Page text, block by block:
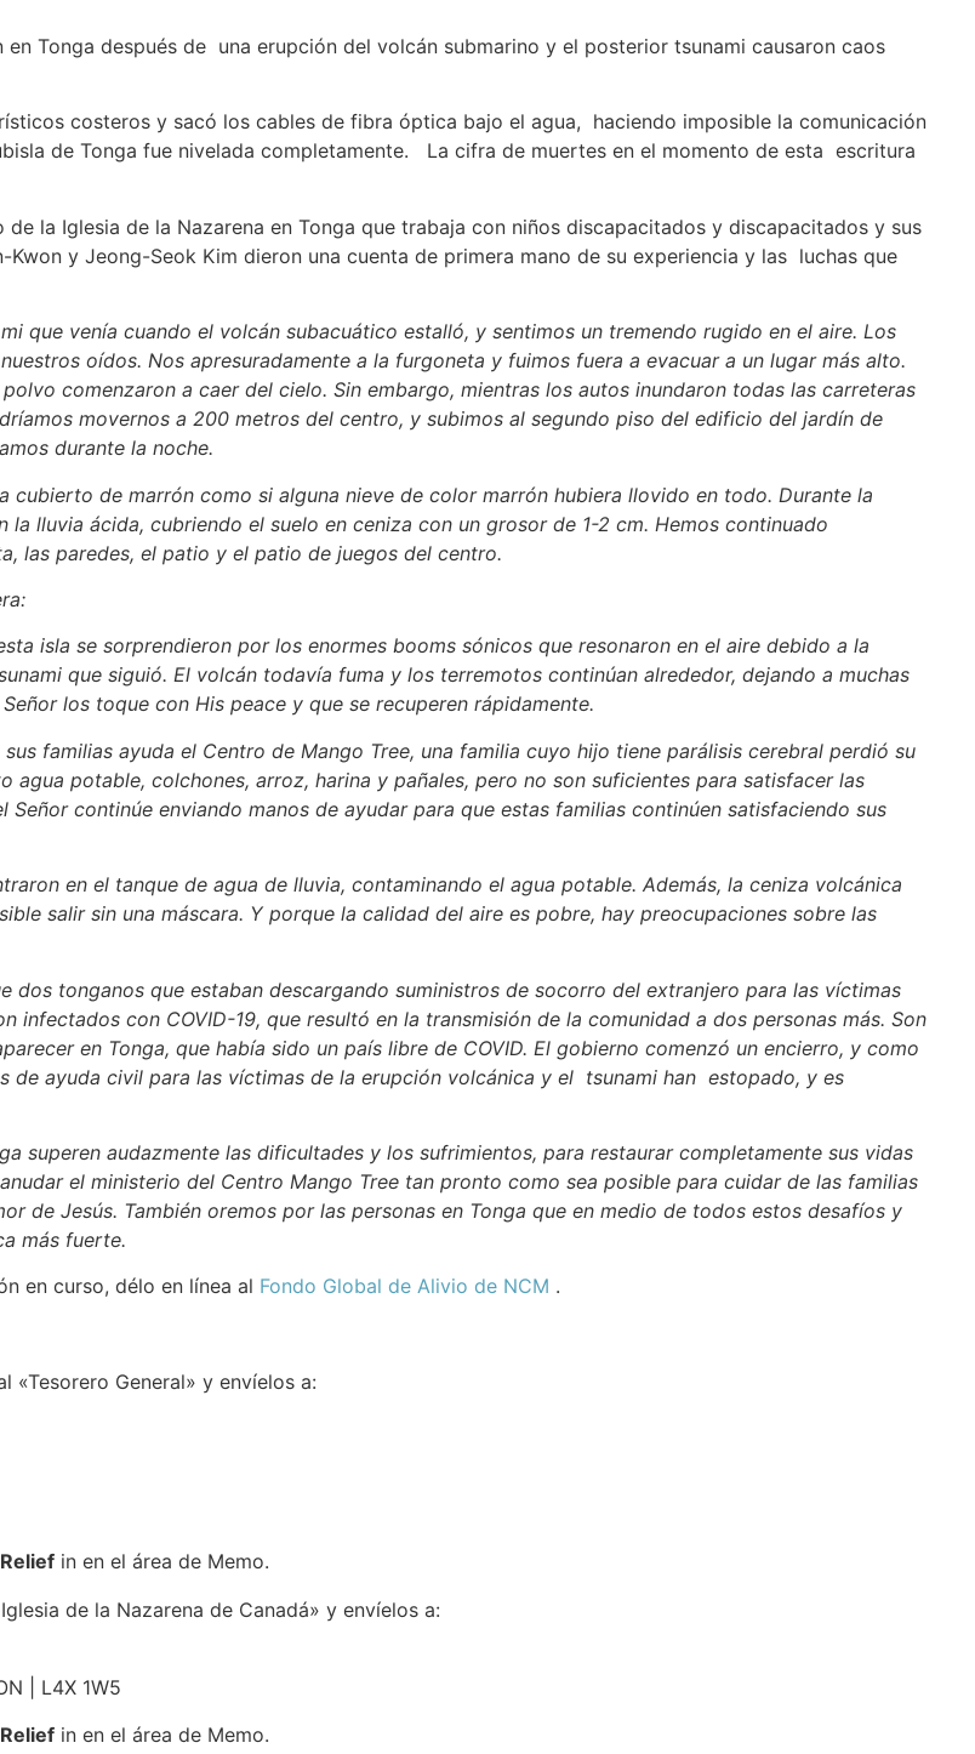
Tonga después de una erupción del volcán submarino y el posterior tsunami causaron caos
costeros y sacó los cables de fibra óptica bajo el agua, haciendo imposible la comunicación
de Tonga fue nivelada completamente. La cifra de muertes en el momento de esta escritura
de la Iglesia de la Nazarena en Tonga que trabaja con niños discapacitados y discapacitados y sus
y Jeong-Seok Kim dieron una cuenta de primera mano de su experiencia y las luchas que
que venía cuando el volcán subacuático estalló, y sentimos un tremendo rugido en el aire. Los
oídos. Nos apresuradamente a la furgoneta y fuimos fuera a evacuar a un lugar más alto.
comenzaron a caer del cielo. Sin embargo, mientras los autos inundaron todas las carreteras
movernos a 200 metros del centro, y subimos al segundo piso del edificio del jardín de
durante la noche.
cubierto de marrón como si alguna nieve de color marrón hubiera llovido en todo. Durante la
lluvia ácida, cubriendo el suelo en ceniza con un grosor de 1-2 cm. Hemos continuado
las paredes, el patio y el patio de juegos del centro.
isla se sorprendieron por los enormes booms sónicos que resonaron en el aire debido a la
que siguió. El volcán todavía fuma y los terremotos continúan alrededor, dejando a muchas
los toque con His peace y que se recuperen rápidamente.
familias ayuda el Centro de Mango Tree, una familia cuyo hijo tiene parálisis cerebral perdió su
agua potable, colchones, arroz, harina y pañales, pero no son suficientes para satisfacer las
Señor continúe enviando manos de ayudar para que estas familias continúen satisfaciendo sus
en el tanque de agua de lluvia, contaminando el agua potable. Además, la ceniza volcánica
salir sin una máscara. Y porque la calidad del aire es pobre, hay preocupaciones sobre las
dos tonganos que estaban descargando suministros de socorro del extranjero para las víctimas
infectados con COVID-19, que resultó en la transmisión de la comunidad a dos personas más. Son
en Tonga, que había sido un país libre de COVID. El gobierno comenzó un encierro, y como
de ayuda civil para las víctimas de la erupción volcánica y el tsunami han estopado, y es
superen audazmente las dificultades y los sufrimientos, para restaurar completamente sus vidas
el ministerio del Centro Mango Tree tan pronto como sea posible para cuidar de las familias
de Jesús. También oremos por las personas en Tonga que en medio de todos estos desafíos y
más fuerte.
en curso, délo en línea al Fondo Global de Alivio de NCM .
«Tesorero General» y envíelos a:
in en el área de Memo.
de la Nazarena de Canadá» y envíelos a:
| L4X 1W5
in en el área de Memo.